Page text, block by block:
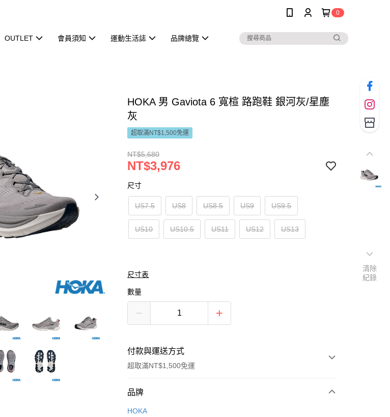
0
OUTLET 會員須知 運動生活誌 品牌總覽
HOKA 男 Gaviota 6 寬楦 路跑鞋 銀河灰/星塵
灰
超取滿NT$1,500免運
NT$5,680
NT$3,976
尺寸
US7.5 US8 US8.5 US9 US9.5
US10 US10.5 US11 US12 US13
尺寸表
數量
付款與運送方式
超取滿NT$1,500免運
付款方式
信用卡一次付款
品牌
HOKA
清除
紀錄